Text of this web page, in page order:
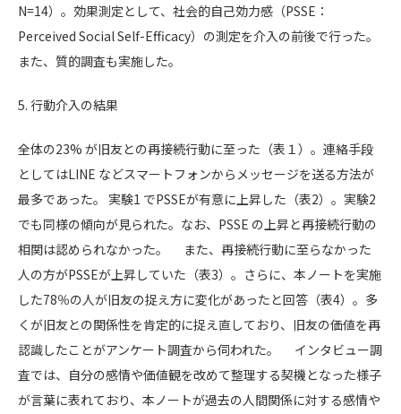
N=14）。効果測定として、社会的自己効力感（PSSE：
Perceived Social Self-Efficacy）の測定を介入の前後で行った。
また、質的調査も実施した。
5. 行動介入の結果
全体の23% が旧友との再接続行動に至った（表１）。連絡手段
としてはLINE などスマートフォンからメッセージを送る方法が
最多であった。 実験1 でPSSEが有意に上昇した（表2）。実験2
でも同様の傾向が見られた。なお、PSSE の上昇と再接続行動の
相関は認められなかった。 また、再接続行動に至らなかった
人の方がPSSEが上昇していた（表3）。さらに、本ノートを実施
した78％の人が旧友の捉え方に変化があったと回答（表4）。多
くが旧友との関係性を肯定的に捉え直しており、旧友の価値を再
認識したことがアンケート調査から伺われた。 インタビュー調
査では、自分の感情や価値観を改めて整理する契機となった様子
が言葉に表れており、本ノートが過去の人間関係に対する感情や